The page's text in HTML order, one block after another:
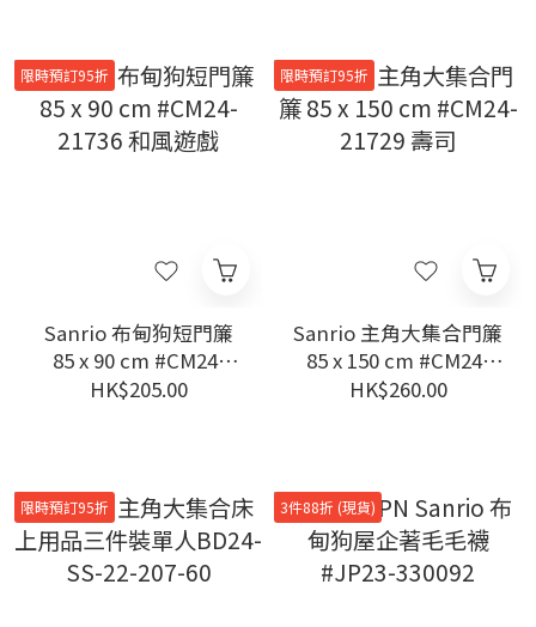
限時預訂95折
Sanrio 布甸狗短門簾
85 x 90 cm #CM24-
21736 和風遊戲
HK$205.00
限時預訂95折
Sanrio 主角大集合門簾
85 x 150 cm #CM24-
21729 壽司
HK$260.00
限時預訂95折 3件88折 (現貨)